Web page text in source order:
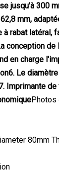
jusqu'à 300
mm,
à rabat latéral,
conception de
en charge
Le
Imprimante
Photos